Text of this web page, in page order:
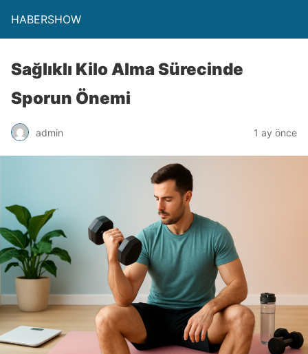
HABERSHOW
Sağlıklı Kilo Alma Sürecinde
Sporun Önemi
admin 1 ay önce